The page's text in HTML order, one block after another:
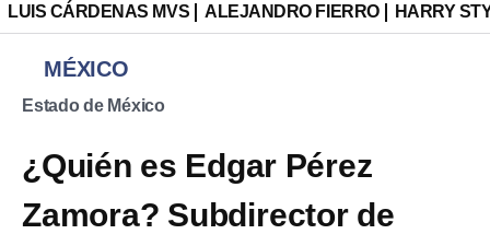
LUIS CÁRDENAS MVS ALEJANDRO FIERRO HARRY
MÉXICO
Estado de México
¿Quién es Edgar Pérez
Zamora? Subdirector de